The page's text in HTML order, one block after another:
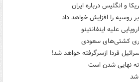
و انگلیس درباره ایران
روسیه را افزایش خواهد داد
علیه اینفانتینو
کشتی‌های سعودی
فردا ازسرگرفته خواهد شد!
نهایی شدن است
شد